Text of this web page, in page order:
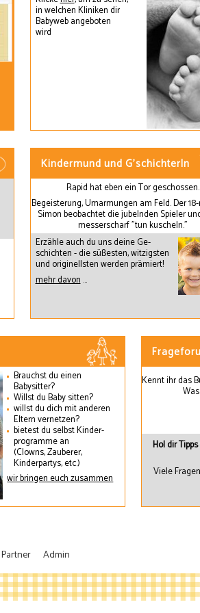
in welchen Kliniken dir
Babyweb angeboten
wird
Kindermund und G'schichterln
Rapid hat eben ein Tor geschossen.
Begeisterung, Umarmungen am Feld. Der
Simon beobachtet die jubelnden Spieler
messerscharf "tun kuscheln."
Erzähle auch du uns deine Ge-
schichten - die süßesten, witzigsten
und originellsten werden prämiert!
mehr davon...
Brauchst du einen
Babysitter?
Willst du Baby sitten?
willst du dich mit anderen
Eltern vernetzen?
bietest du selbst Kinder-
programme an
(Clowns, Zauberer,
Kinderpartys, etc.)
wir bringen euch zusammen
Kennt ihr das
Hol dir
Viele
Partner Admin